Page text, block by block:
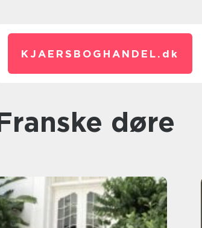
KJAERSBOGHANDEL. dk
franske døre